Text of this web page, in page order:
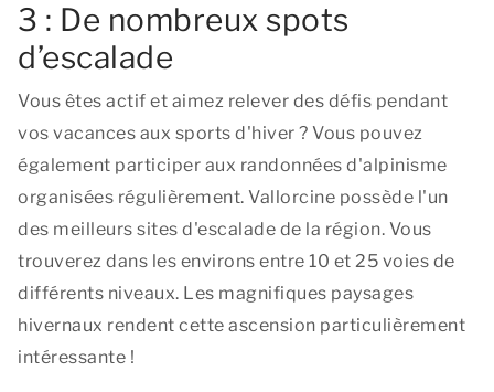
3 : De nombreux spots
d’escalade
Vous êtes actif et aimez relever des défis pendant
vos vacances aux sports d'hiver ? Vous pouvez
également participer aux randonnées d'alpinisme
organisées régulièrement. Vallorcine possède l'un
des meilleurs sites d'escalade de la région. Vous
trouverez dans les environs entre 10 et 25 voies de
différents niveaux. Les magnifiques paysages
hivernaux rendent cette ascension particulièrement
intéressante !